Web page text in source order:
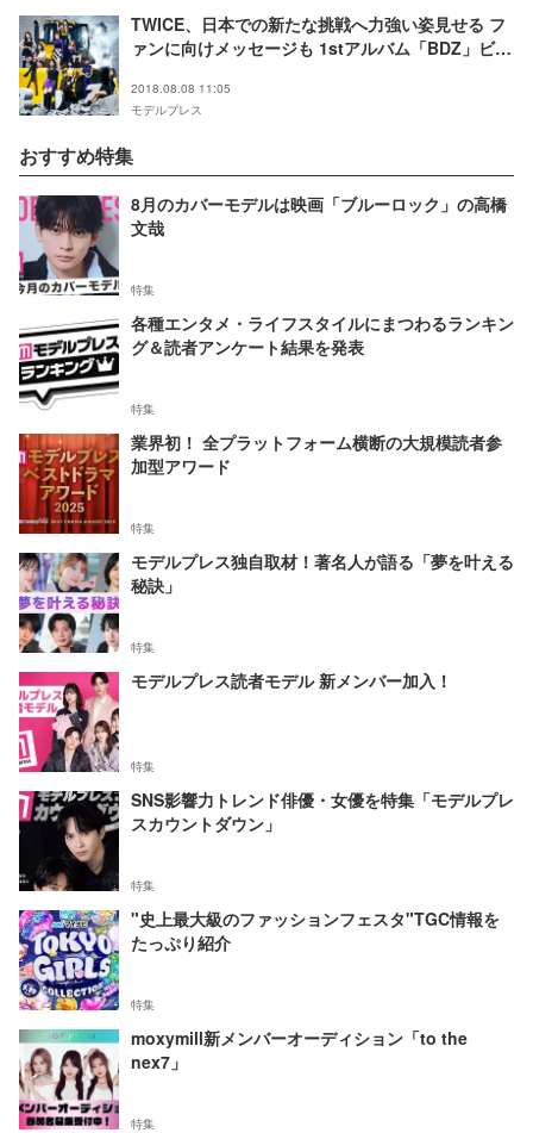
TWICE、日本での新たな挑戦へ力強い姿見せる フ
ァンに向けメッセージも 1stアルバム「BDZ」ビジ
2018.08.08 11:05
モデルプレス
おすすめ特集
8月のカバーモデルは映画「ブルーロック」の高橋
文哉
特集
各種エンタメ・ライフスタイルにまつわるランキン
グ＆読者アンケート結果を発表
特集
業界初！ 全プラットフォーム横断の大規模読者参
加型アワード
特集
モデルプレス独自取材！著名人が語る「夢を叶える
秘訣」
特集
モデルプレス読者モデル 新メンバー加入！
特集
SNS影響力トレンド俳優・女優を特集「モデルプレ
スカウントダウン」
特集
"史上最大級のファッションフェスタ"TGC情報を
たっぷり紹介
特集
moxymill新メンバーオーディション「to the
nex7」
特集